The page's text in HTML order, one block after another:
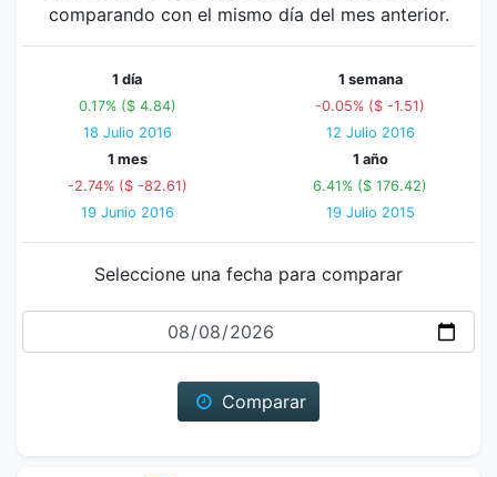
comparando con el mismo día del mes anterior.
1 día
0.17% ($ 4.84)
18 Julio 2016
1 semana
-0.05% ($ -1.51)
12 Julio 2016
1 mes
-2.74% ($ -82.61)
19 Junio 2016
1 año
6.41% ($ 176.42)
19 Julio 2015
Seleccione una fecha para comparar
Fecha
Comparar